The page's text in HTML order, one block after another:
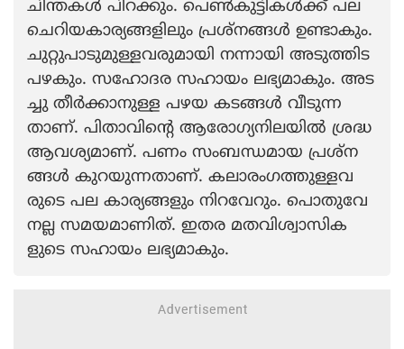
ചിന്തകള്‍ പിറക്കും. പെണ്‍കുട്ടികള്‍ക്ക്‌ പല
ചെറിയകാര്യങ്ങളിലും പ്രശ്‌നങ്ങള്‍ ഉണ്ടാകും.
ചുറ്റുപാടുമുള്ളവരുമായി നന്നായി അടുത്തിട
പഴകും. സഹോദര സഹായം ലഭ്യമാകും. അട
ച്ചു തീര്‍ക്കാനുള്ള പഴയ കടങ്ങള്‍ വീടുന്ന
താണ്‌. പിതാവിന്‍റെ ആരോഗ്യനിലയില്‍ ശ്രദ്ധ
ആവശ്യമാണ്‌. പണം സംബന്ധമായ പ്രശ്‌ന
ങ്ങള്‍ കുറയുന്നതാണ്‌. കലാരംഗത്തുള്ളവ
രുടെ പല കാര്യങ്ങളും നിറവേറും. പൊതുവേ
നല്ല സമയമാണിത്‌. ഇതര മതവിശ്വാസിക
ളുടെ സഹായം ലഭ്യമാകും.